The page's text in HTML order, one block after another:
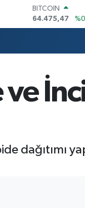
DOLAR
47,5971
STERLİN
GRAM ALTIN
BİST100
13.703
%0
ve
dağıtımı